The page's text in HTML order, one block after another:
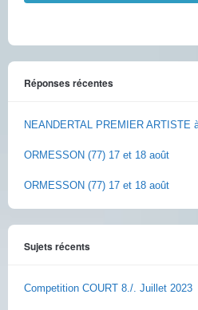
Réponses récentes
NEANDERTAL PREMIER ARTISTE
ORMESSON (77) 17 et 18 août
ORMESSON (77) 17 et 18 août
Sujets récents
Competition COURT 8./. Juillet 2023